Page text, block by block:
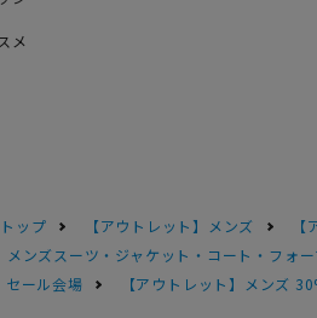
メ
ップ 【アウトレット】メンズ
メンズスーツ・ジャケット・コート・フォ
セール会場 【アウトレット】メンズ